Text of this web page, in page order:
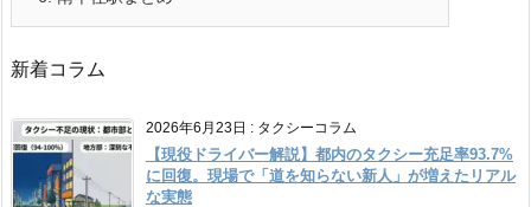
新着コラム
2026年6月23日 : タクシーコラム
【現役ドライバー解説】都内のタクシー充足率93.7%
に回復。現場で「道を知らない新人」が増えたリアル
な実態